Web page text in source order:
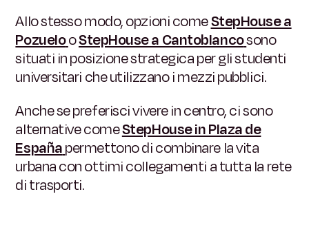
Allo stesso modo, opzioni comeStepHouse a
PozuelooStepHouse a Cantoblancosono
situati in posizione strategica per gli studenti
universitari che utilizzano i mezzi pubblici.
Anche se preferisci vivere in centro, ci sono
alternative comeStepHouse in Plaza de
Españapermettono di combinare la vita
urbana con ottimi collegamenti a tutta la rete
di trasporti.